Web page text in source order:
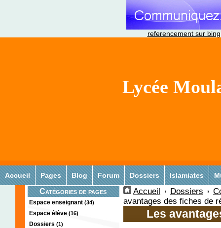
referencement sur bing
Lycée
Accueil Pages Blog Forum Dossiers Islamiates
Catégories de pages
Espace enseignant (34)
Espace éléve (16)
Dossiers (1)
Accueil Dossiers
avantages des fiches de
Les